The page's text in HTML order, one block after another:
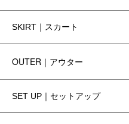
SKIRT｜スカート
OUTER｜アウター
SET UP｜セットアップ